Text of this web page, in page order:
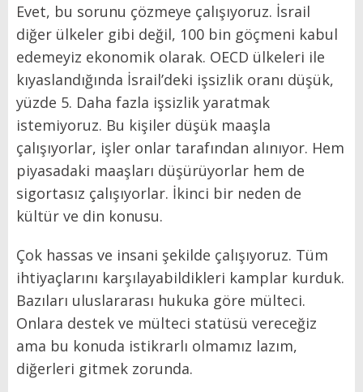
Evet, bu sorunu çözmeye çalışıyoruz. İsrail
diğer ülkeler gibi değil, 100 bin göçmeni kabul
edemeyiz ekonomik olarak. OECD ülkeleri ile
kıyaslandığında İsrail’deki işsizlik oranı düşük,
yüzde 5. Daha fazla işsizlik yaratmak
istemiyoruz. Bu kişiler düşük maaşla
çalışıyorlar, işler onlar tarafından alınıyor. Hem
piyasadaki maaşları düşürüyorlar hem de
sigortasız çalışıyorlar. İkinci bir neden de
kültür ve din konusu.
Çok hassas ve insani şekilde çalışıyoruz. Tüm
ihtiyaçlarını karşılayabildikleri kamplar kurduk.
Bazıları uluslararası hukuka göre mülteci.
Onlara destek ve mülteci statüsü vereceğiz
ama bu konuda istikrarlı olmamız lazım,
diğerleri gitmek zorunda.